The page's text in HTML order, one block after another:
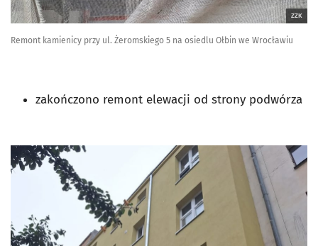
ZZK
Remont kamienicy przy ul. Żeromskiego 5 na osiedlu Ołbin we Wrocławiu
zakończono remont elewacji od strony podwórza